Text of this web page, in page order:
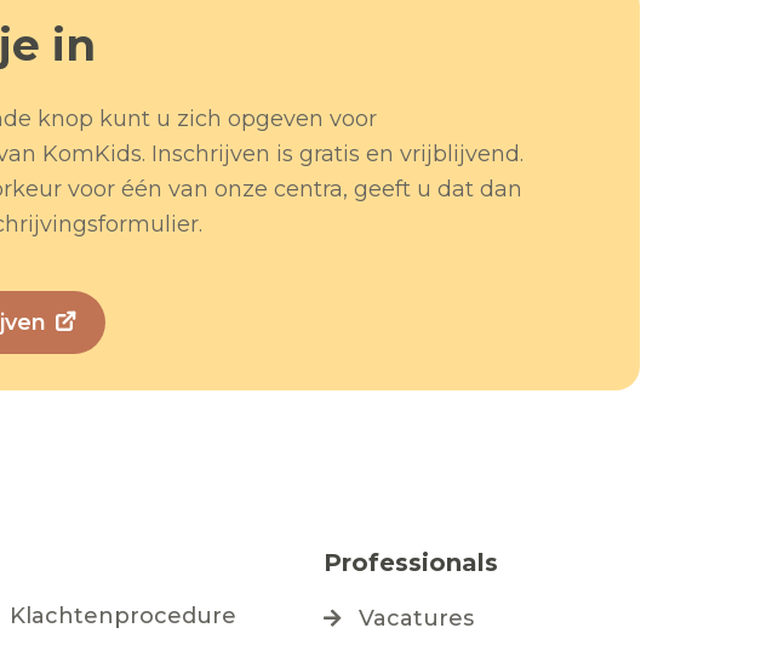
in
knop kunt u zich opgeven voor
KomKids. Inschrijven is gratis en vrijblijvend.
voor één van onze centra, geeft u dat dan
Klachtenprocedure
Professionals
Vacatures